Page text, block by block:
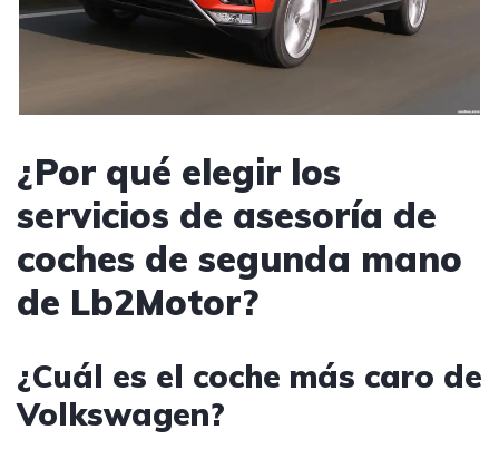
¿Por qué elegir los
servicios de asesoría de
coches de segunda mano
de Lb2Motor?
¿Cuál es el coche más caro de
Volkswagen?